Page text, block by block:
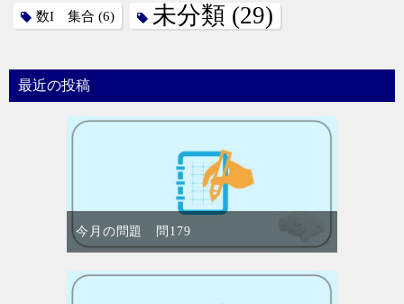
数I 集合 (6) 未分類 (29)
最近の投稿
今月の問題 問179